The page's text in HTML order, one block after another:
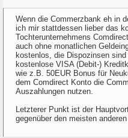
Wenn die Commerzbank eh in
ich mir stattdessen lieber das
Tochterunternehmens
auch ohne monatlichen
kostenlos, die Dispozinsen
kostenlose VISA (Debit-)
wie z.B. 50EUR Bonus für
dem Comdirect Konto die
Auszahlungen nutzen.
Letzterer Punkt ist der
gegenüber den meisten